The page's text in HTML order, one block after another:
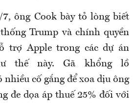
7, ông Cook bày tỏ lòng biết
Trump và chính quyền
trợ Apple trong các dự án
thế này. Gã khổng lồ
nhiều cố gắng để xoa dịu ông
đe dọa áp thuế 25% đối với